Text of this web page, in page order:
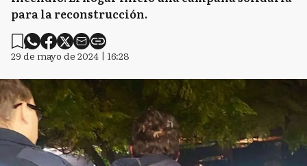
para la reconstrucción.
29 de mayo de 2024 | 16:28